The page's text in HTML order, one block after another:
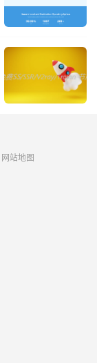
网站地图